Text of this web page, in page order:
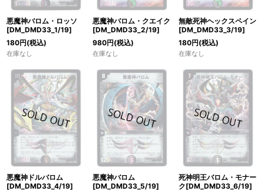
悪魔神バロム・ロッソ
[DM_DMD33_1/19]
180円(税込)
在庫なし
悪魔神バロム・クエイク
[DM_DMD33_2/19]
980円(税込)
在庫なし
無敵死神ヘックスペイン
[DM_DMD33_3/19]
180円(税込)
在庫なし
悪魔神ドルバロム
[DM_DMD33_4/19]
悪魔神バロム
[DM_DMD33_5/19]
死神明王バロム・モナー
ク[DM_DMD33_6/19]